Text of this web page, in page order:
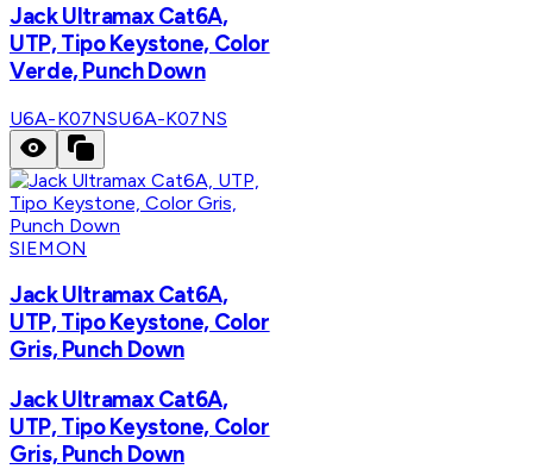
Jack Ultramax Cat6A,
UTP, Tipo Keystone, Color
Verde, Punch Down
U6A-K07NSU6A-K07NS
SIEMON
Jack Ultramax Cat6A,
UTP, Tipo Keystone, Color
Gris, Punch Down
Jack Ultramax Cat6A,
UTP, Tipo Keystone, Color
Gris, Punch Down